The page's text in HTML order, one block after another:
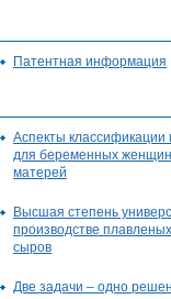
Патентная информация
Аспекты классификации
для беременных
матерей
Высшая степень
производстве
сыров
Две задачи – одно